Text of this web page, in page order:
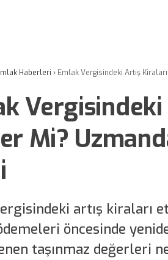
Haberleri › Emlak Vergisindeki Artış
Vergisindeki
Mi?
artış kiraları
öncesinde
taşınmaz değerleri